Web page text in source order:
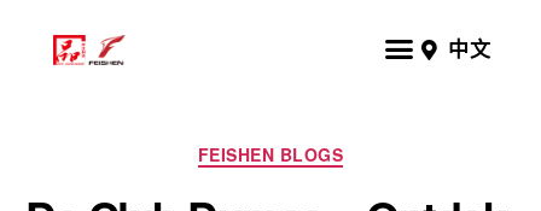
中文
FEISHEN BLOGS